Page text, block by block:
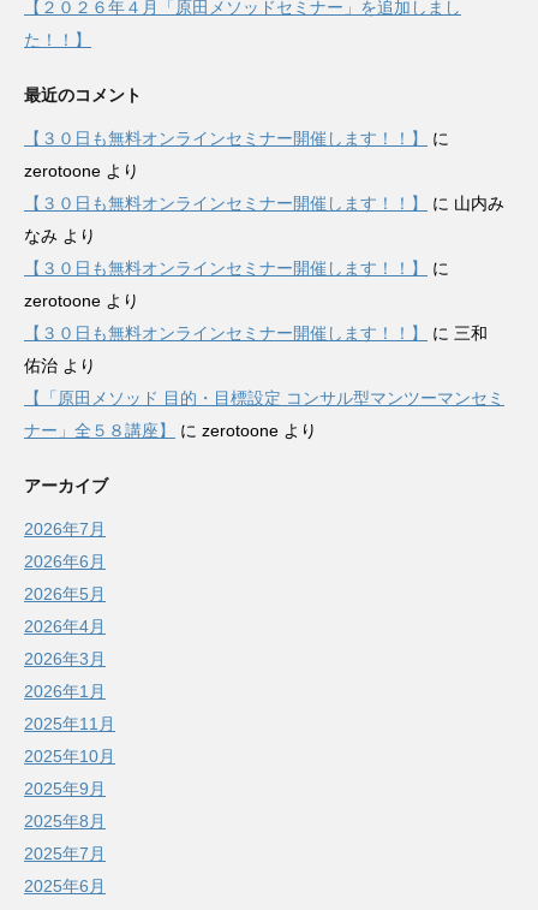
【２０２６年４月「原田メソッドセミナー」を追加しまし
た！！】
最近のコメント
【３０日も無料オンラインセミナー開催します！！】
に
zerotoone より
【３０日も無料オンラインセミナー開催します！！】
に 山内み
なみ より
【３０日も無料オンラインセミナー開催します！！】
に
zerotoone より
【３０日も無料オンラインセミナー開催します！！】
に 三和
佑治 より
【「原田メソッド 目的・目標設定 コンサル型マンツーマンセミ
ナー」全５８講座】
に zerotoone より
アーカイブ
2026年7月
2026年6月
2026年5月
2026年4月
2026年3月
2026年1月
2025年11月
2025年10月
2025年9月
2025年8月
2025年7月
2025年6月